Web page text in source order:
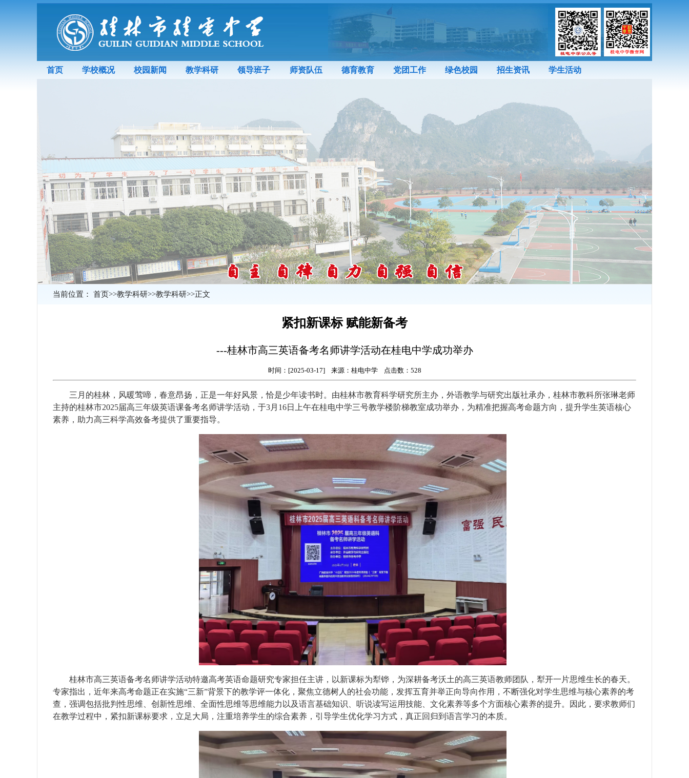
首页 学校概况 校园新闻 教学科研 领导班子 师资队伍 德育教育 党团工作 绿色校园 招生资讯 学生活动
当前位置： 首页>>教学科研>>教学科研>>正文
紧扣新课标 赋能新备考
---桂林市高三英语备考名师讲学活动在桂电中学成功举办
时间：[2025-03-17] 来源：桂电中学 点击数： 528
三月的桂林，风暖莺啼，春意昂扬，正是一年好风景，恰是少年读书时。由桂林市教育科学研究所主办，外语教学与研究出版社承办，桂林市教科所张琳老师
主持的桂林市2025届高三年级英语课备考名师讲学活动，于3月16日上午在桂电中学三号教学楼阶梯教室成功举办，为精准把握高考命题方向，提升学生英语核心
素养，助力高三科学高效备考提供了重要指导。
桂林市高三英语备考名师讲学活动特邀高考英语命题研究专家担任主讲，以新课标为犁铧，为深耕备考沃土的高三英语教师团队，犁开一片思维生长的春天。
专家指出，近年来高考命题正在实施“三新”背景下的教学评一体化，聚焦立德树人的社会功能，发挥五育并举正向导向作用，不断强化对学生思维与核心素养的考
查，强调包括批判性思维、创新性思维、全面性思维等思维能力以及语言基础知识、听说读写运用技能、文化素养等多个方面核心素养的提升。因此，要求教师们
在教学过程中，紧扣新课标要求，立足大局，注重培养学生的综合素养，引导学生优化学习方式，真正回归到语言学习的本质。